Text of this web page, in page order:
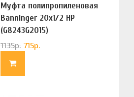
Муфта полипропиленовая
Banninger 20х1/2 НР
(G8243G2015)
1135р. 715р.